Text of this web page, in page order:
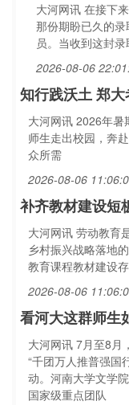
大河网讯 在接下
那份期盼已久的
员。当收到这封
2026-08-06
知行践沃土 郑
大河网讯 2026年暑
师生走出校园，奔
众所需
2026-08-06
补齐教材建设短
大河网讯 劳动教育
乡村振兴战略落地
教育课程教材建设
2026-08-06
看河大这群师生
大河网讯 7月至8月
“千团万人推普强国
动。河南大学文学
国家级重点团队